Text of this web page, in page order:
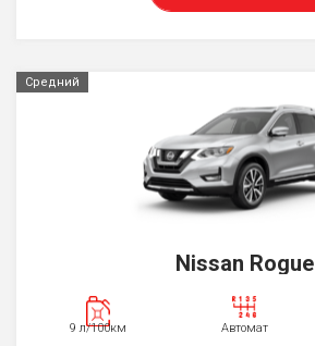
Средний
Nissan Rogue
9 л/100км Автомат